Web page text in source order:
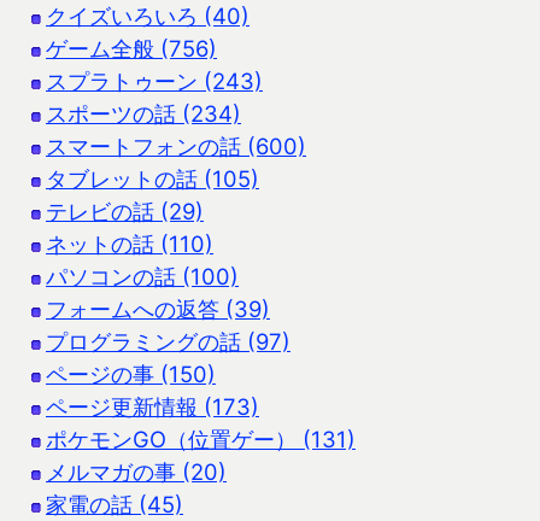
クイズいろいろ (40)
ゲーム全般 (756)
スプラトゥーン (243)
スポーツの話 (234)
スマートフォンの話 (600)
タブレットの話 (105)
テレビの話 (29)
ネットの話 (110)
パソコンの話 (100)
フォームへの返答 (39)
プログラミングの話 (97)
ページの事 (150)
ページ更新情報 (173)
ポケモンGO（位置ゲー） (131)
メルマガの事 (20)
家電の話 (45)